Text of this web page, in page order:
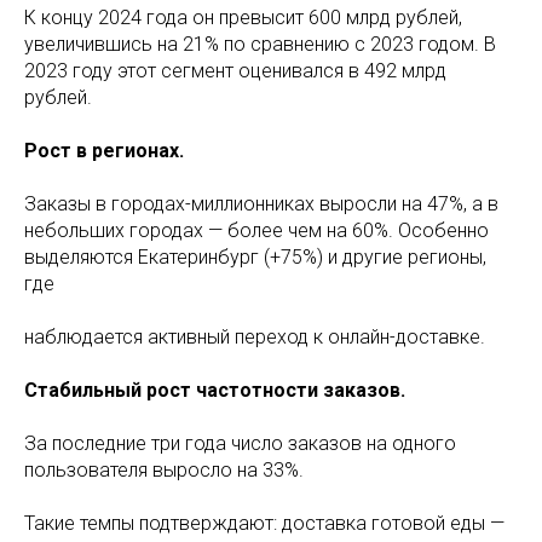
К концу 2024 года он превысит 600 млрд рублей,
увеличившись на 21% по сравнению с 2023 годом. В
2023 году этот сегмент оценивался в 492 млрд
рублей.
Рост в регионах.
Заказы в городах-миллионниках выросли на 47%, а в
небольших городах — более чем на 60%. Особенно
выделяются Екатеринбург (+75%) и другие регионы,
где
наблюдается активный переход к онлайн-доставке.
Стабильный рост частотности заказов.
За последние три года число заказов на одного
пользователя выросло на 33%.
Такие темпы подтверждают: доставка готовой еды —